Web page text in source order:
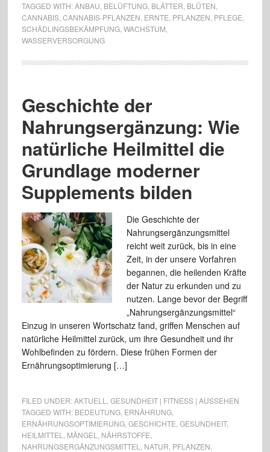
TAGGED WITH:ANBAU BELÜFTUNG, BLÄTTER BLÜTEN
CANNABIS, CANNABIS-PFLANZEN ERNTE PFLANZEN PFLEGE
SCHÄDLINGSBEKÄMPFUNG, WACHSTUM
WASSERVERSORGUNG
Geschichte der
Nahrungsergänzung: Wie
natürliche Heilmittel die
Grundlage moderner
Supplements bilden
Die Geschichte der
Nahrungsergänzungsmittel
reicht weit zurück, bis in eine
Zeit, in der unsere Vorfahren
begannen, die heilenden Kräfte
der Natur zu erkunden und zu
nutzen. Lange bevor der Begriff
„Nahrungsergänzungsmittel“
Einzug in unseren Wortschatz fand, griffen Menschen auf
natürliche Heilmittel zurück, um ihre Gesundheit und ihr
Wohlbefinden zu fördern. Diese frühen Formen der
Ernährungsoptimierung […]
FILED UNDER:AKTUELL
GESUNDHEIT | FITNESS | AUSSEHEN
TAGGED WITH: BEDEUTUNG, ERNÄHRUNG,
ERNÄHRUNGSOPTIMIERUNG, GESCHICHTE GESUNDHEIT,
HEILMITTEL
MÄNGEL NÄHRSTOFFE
NAHRUNGSERGÄNZUNGSMITTEL
NATUR PFLANZEN